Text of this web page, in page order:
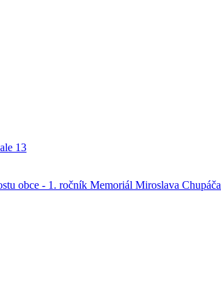
13
obce - 1. ročník Memoriál Miroslava Chupáča